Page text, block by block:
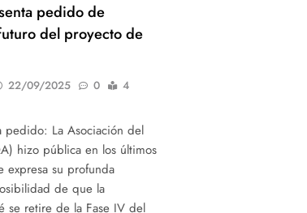
pedido de
del proyecto de
22/09/2025 0
4
pedido: La Asociación del
hizo pública en los últimos
expresa su profunda
de que la
se retire de la Fase IV del